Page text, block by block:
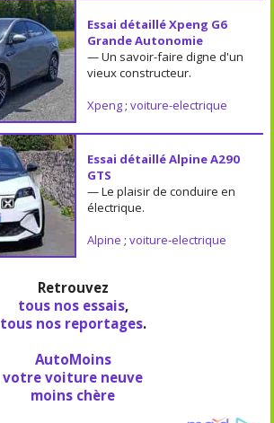
Essai détaillé Xpeng G6
Grande Autonomie
— Un savoir-faire digne d'un
vieux constructeur.
Xpeng; voiture-electrique
Essai détaillé Alpine A290
GTS
— Le plaisir de conduire en
électrique.
Alpine ; voiture-electrique
Retrouvez
tous nos essais,
tous nos reportages.
AutoMoins
votre voiture neuve
moins chère